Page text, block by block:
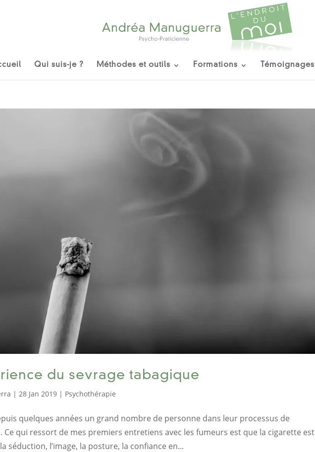
Qui suis-je ? Méthodes et outils Formations Témoignages
du sevrage tabagique
| 28 Jan 2019 | Psychothérapie
quelques années un grand nombre de personne dans leur processus de
Ce qui ressort de mes premiers entretiens avec les fumeurs est que la cigarette est
séduction, l’image, la posture, la confiance en...